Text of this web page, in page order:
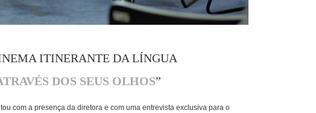
ITINERANTE DA LÍNGUA
DOS SEUS OLHOS”
com a presença da diretora e com uma entrevista exclusiva para o